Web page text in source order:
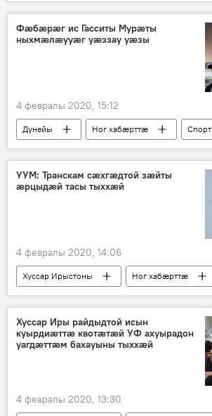
Фӕбӕрӕг ис Гасситы Мурӕты
ныхмӕлӕууӕг уӕззау уӕзы
4 февралы 2020, 15:12
Дунейы Ног хабӕрттӕ Спорт
УУМ: Транскам сӕхгӕдтой зӕйты
ӕрцыдӕй тасы тыххӕй
4 февралы 2020, 14:06
Хуссар Ирыстоны Ног хабӕрттӕ
Хуссар Иры райдыдтой исын
куырдиӕттӕ квотӕтӕй УФ ахуырадон
уагдӕттӕм бахауыны тыххӕй
4 февралы 2020, 13:30